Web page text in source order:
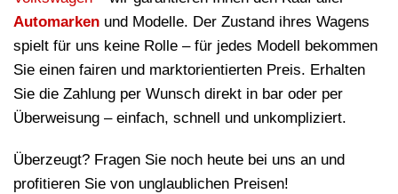
Automarken und Modelle. Der Zustand ihres Wagens
spielt für uns keine Rolle – für jedes Modell bekommen
Sie einen fairen und marktorientierten Preis. Erhalten
Sie die Zahlung per Wunsch direkt in bar oder per
Überweisung – einfach, schnell und unkompliziert.
Überzeugt? Fragen Sie noch heute bei uns an und
profitieren Sie von unglaublichen Preisen!